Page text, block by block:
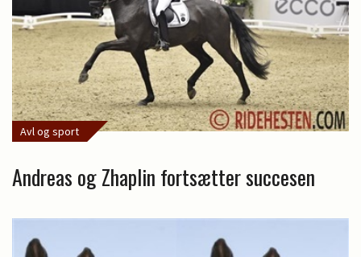
Avl og sport
Andreas og Zhaplin fortsætter succesen